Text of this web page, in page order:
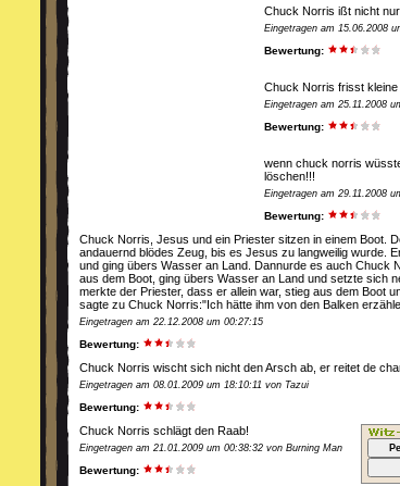
Chuck Norris ißt nicht
Eingetragen am 15.06.2008
Bewertung:
Chuck Norris frisst
Eingetragen am 25.11.2008
Bewertung:
wenn chuck norris
löschen!!!
Eingetragen am 29.11.2008
Bewertung:
Chuck Norris, Jesus und ein Priester sitzen in einem Boot.
andauernd blödes Zeug, bis es Jesus zu langweilig wurde.
und ging übers Wasser an Land. Dannurde es auch Chuck
aus dem Boot, ging übers Wasser an Land und setzte sich
merkte der Priester, dass er allein war, stieg aus dem Boot
sagte zu Chuck Norris:"Ich hätte ihm von den Balken
Eingetragen am 22.12.2008 um 00:27:15
Bewertung:
Chuck Norris wischt sich nicht den Arsch ab, er reitet de
Eingetragen am 08.01.2009 um 18:10:11 von Tazui
Bewertung:
Chuck Norris schlägt den Raab!
Eingetragen am 21.01.2009 um 00:38:32 von Burning Man
Bewertung: